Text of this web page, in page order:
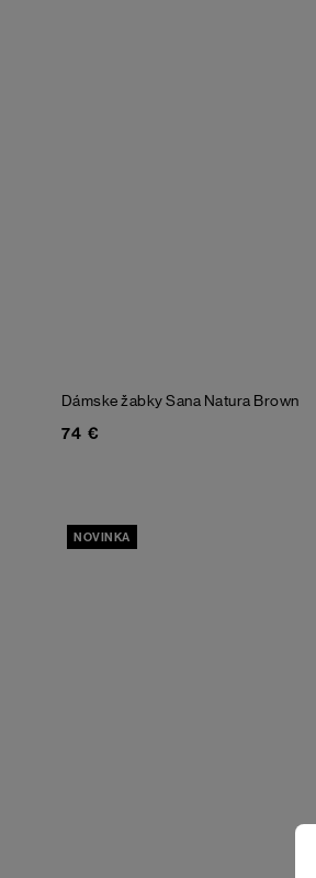
Dámske žabky Sana Natura Brown
74 €
NOVINKA